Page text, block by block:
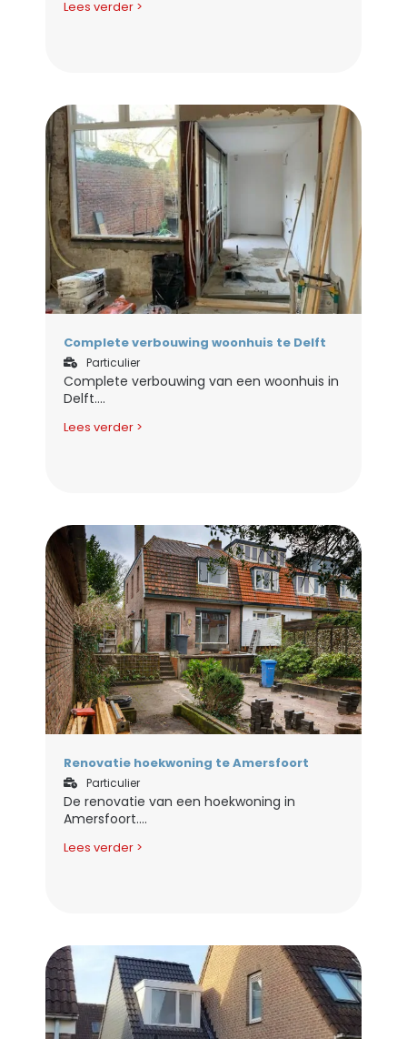
Lees verder >
Complete verbouwing woonhuis te Delft
Particulier
Complete verbouwing van een woonhuis in
Delft....
Lees verder >
Renovatie hoekwoning te Amersfoort
Particulier
De renovatie van een hoekwoning in
Amersfoort....
Lees verder >